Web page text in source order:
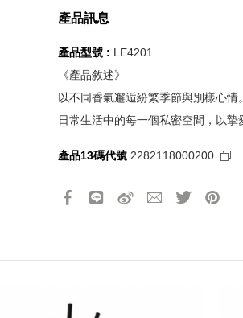
選擇您的搭機地點
$850 折扣後滿$15,000 可折抵
《刷指定信用卡優惠》
活動詳情請參見信用卡優惠指南
如使用信用卡分期，無法部分退
《網站活動限制說明》
產品訊息
產品型號 : LE4201
《產品敘述》
以不同香氣邂逅紛繁季節與別樣心
日常生活中的每一個私密空間，以摯
產品13碼代號 2282118000200